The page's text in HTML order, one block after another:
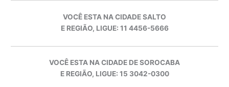
VOCÊ ESTA NA CIDADE SALTO
E REGIÃO, LIGUE: 11 4456-5666
VOCÊ ESTA NA CIDADE DE SOROCABA
E REGIÃO, LIGUE: 15 3042-0300